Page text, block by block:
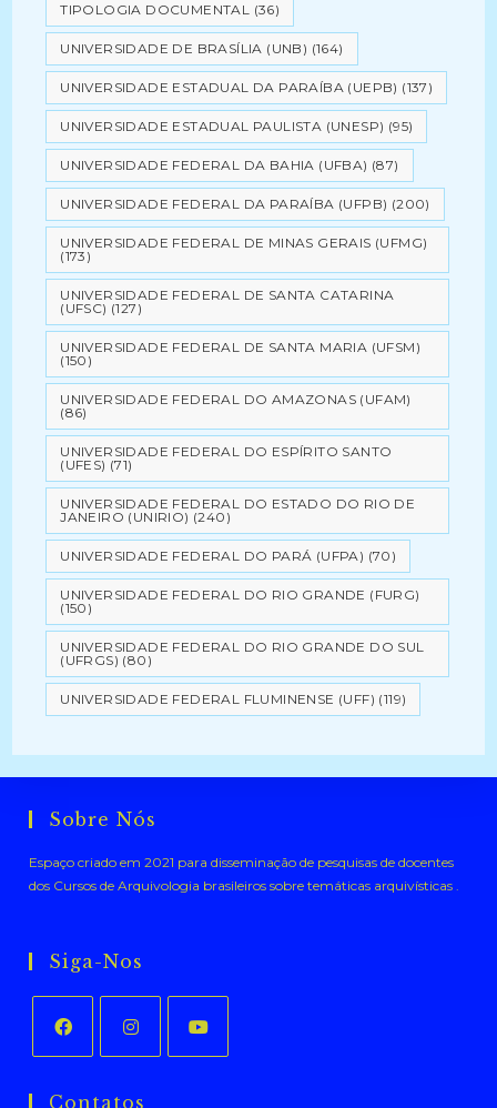
TIPOLOGIA DOCUMENTAL (36)
UNIVERSIDADE DE BRASÍLIA (UNB) (164)
UNIVERSIDADE ESTADUAL DA PARAÍBA (UEPB) (137)
UNIVERSIDADE ESTADUAL PAULISTA (UNESP) (95)
UNIVERSIDADE FEDERAL DA BAHIA (UFBA) (87)
UNIVERSIDADE FEDERAL DA PARAÍBA (UFPB) (200)
UNIVERSIDADE FEDERAL DE MINAS GERAIS (UFMG)
(173)
UNIVERSIDADE FEDERAL DE SANTA CATARINA
(UFSC) (127)
UNIVERSIDADE FEDERAL DE SANTA MARIA (UFSM)
(150)
UNIVERSIDADE FEDERAL DO AMAZONAS (UFAM)
(86)
UNIVERSIDADE FEDERAL DO ESPÍRITO SANTO
(UFES) (71)
UNIVERSIDADE FEDERAL DO ESTADO DO RIO DE
JANEIRO (UNIRIO) (240)
UNIVERSIDADE FEDERAL DO PARÁ (UFPA) (70)
UNIVERSIDADE FEDERAL DO RIO GRANDE (FURG)
(150)
UNIVERSIDADE FEDERAL DO RIO GRANDE DO SUL
(UFRGS) (80)
UNIVERSIDADE FEDERAL FLUMINENSE (UFF) (119)
Sobre Nós
Espaço criado em 2021 para disseminação de pesquisas de docentes
dos Cursos de Arquivologia brasileiros sobre temáticas arquivísticas .
Siga-Nos
em
em
Contatos